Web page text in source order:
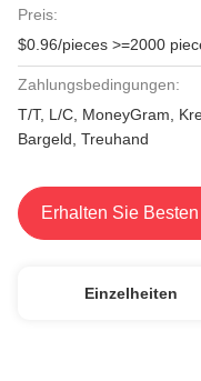
Preis:
$0.96/pieces >=2000
Zahlungsbedingungen:
T/T, L/C, MoneyGram,
Bargeld, Treuhand
Erhalten Sie
Einzelheiten